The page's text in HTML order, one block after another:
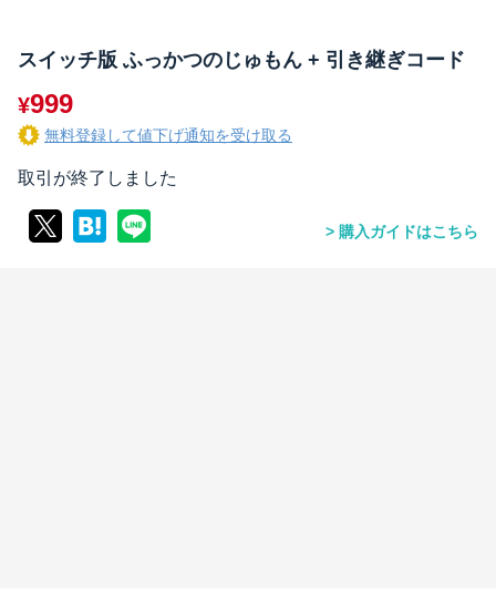
スイッチ版 ふっかつのじゅもん + 引き継ぎコード
¥999
無料登録して値下げ通知を受け取る
取引が終了しました
購入ガイドはこちら